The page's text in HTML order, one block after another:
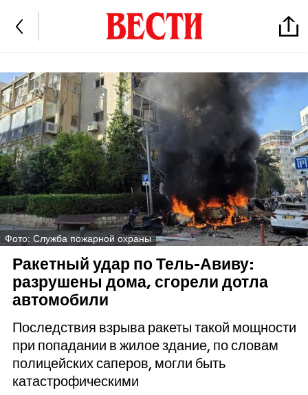
Фото: Служба пожарной охраны
Ракетный удар по Тель-Авиву:
разрушены дома, сгорели дотла
автомобили
Последствия взрыва ракеты такой мощности
при попадании в жилое здание, по словам
полицейских саперов, могли быть
катастрофическими